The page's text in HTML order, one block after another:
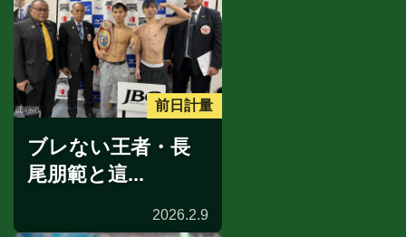
前日計量
ブレない王者・長
尾朋範と這...
2026.2.9